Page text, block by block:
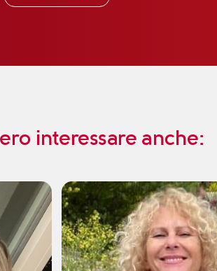
interessare anche: